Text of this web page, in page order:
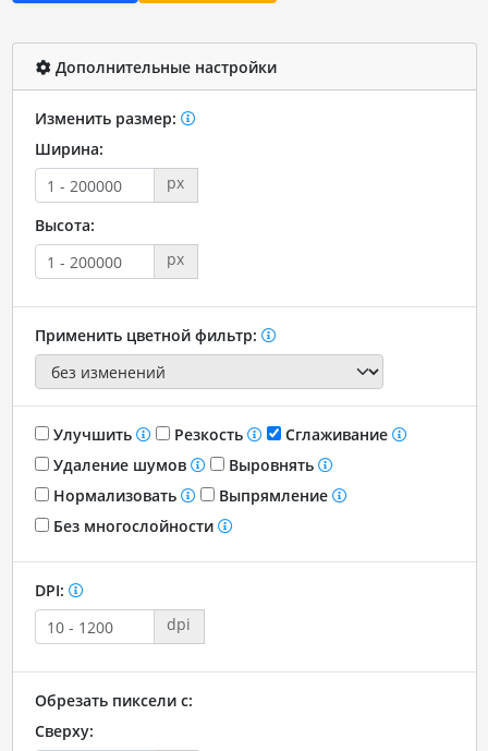
Дополнительные настройки
Изменить размер:
Ширина:
px
Высота:
px
Применить цветной фильтр:
Улучшить Резкость
Сглаживание
Удаление шумов
Выровнять
Нормализовать
Выпрямление
Без многослойности
DPI:
dpi
Обрезать пиксели с:
Сверху: